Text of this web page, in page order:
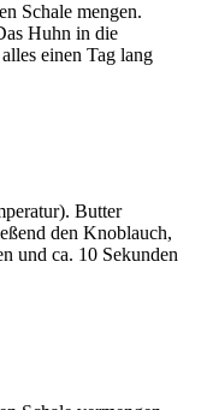
Schale mengen.
Huhn in die
einen Tag lang
Butter
den Knoblauch,
und ca. 10 Sekunden